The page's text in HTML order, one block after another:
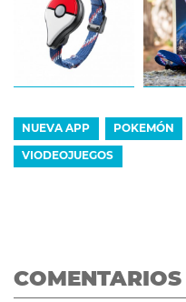
NUEVA APP POKEMÓN
VIODEOJUEGOS
COMENTARIOS